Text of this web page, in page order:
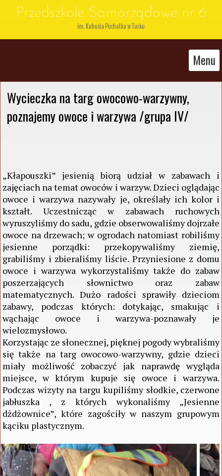
Przedszkole Samorządowe nr 6
im. Kubusia Puchatka w Turku
Menu
Wycieczka na targ owocowo-warzywny,
poznajemy owoce i warzywa /grupa IV/
„Kłapouszki” jesienią biorą udział w zabawach i
zajęciach na temat owoców i warzyw. Dzieci oglądając
owoce i warzywa nazywały je, określały ich kolor i
kształt. Uczestnicząc w zabawach ruchowych
wyruszyliśmy do sadu, gdzie obserwowaliśmy dojrzałe
owoce na drzewach; w ogrodach natomiast robiliśmy
jesienne porządki: przekopywaliśmy ziemię,
grabiliśmy i zbieraliśmy liście. Przyniesione z domu
owoce i warzywa wykorzystaliśmy także do zabaw
poszerzających słownictwo oraz zabaw
matematycznych. Dużo radości sprawiły dzieciom
zabawy, podczas których: dotykając, smakując i
wąchając owoce i warzywa-poznawały je
wielozmysłowo.
Korzystając ze słonecznej, pięknej pogody wybraliśmy
się także na targ owocowo-warzywny, gdzie dzieci
miały możliwość zobaczyć jak naprawdę wygląda
miejsce, w którym kupuje się owoce i warzywa.
Podczas wizyty na targu kupiliśmy słodkie, czerwone
jabłuszka , z których wykonaliśmy „Jesienne
dżdżownice”, które zagościły w naszym grupowym
kąciku plastycznym.